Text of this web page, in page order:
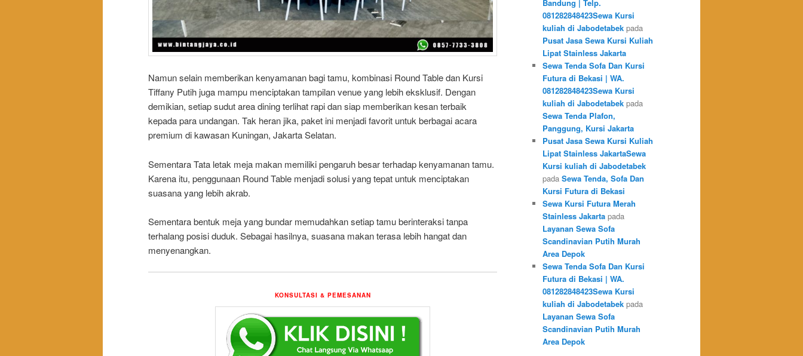
Namun selain memberikan kenyamanan bagi tamu, kombinasi Round Table dan Kursi
Tiffany Putih juga mampu menciptakan tampilan venue yang lebih eksklusif. Dengan
demikian, setiap sudut area dining terlihat rapi dan siap memberikan kesan terbaik
kepada para undangan. Tak heran jika, paket ini menjadi favorit untuk berbagai acara
premium di kawasan Kuningan, Jakarta Selatan.
Sementara Tata letak meja makan memiliki pengaruh besar terhadap kenyamanan tamu.
Karena itu, penggunaan Round Table menjadi solusi yang tepat untuk menciptakan
suasana yang lebih akrab.
Sementara bentuk meja yang bundar memudahkan setiap tamu berinteraksi tanpa
terhalang posisi duduk. Sebagai hasilnya, suasana makan terasa lebih hangat dan
menyenangkan.
KONSULTASI & PEMESANAN
Bandung | Telp.
081282848423Sewa Kursi
kuliah di Jabodetabek pada
Pusat Jasa Sewa Kursi Kuliah
Lipat Stainless Jakarta
Sewa Tenda Sofa Dan Kursi
Futura di Bekasi | WA.
081282848423Sewa Kursi
kuliah di Jabodetabek pada
Sewa Tenda Plafon,
Panggung, Kursi Jakarta
Pusat Jasa Sewa Kursi Kuliah
Lipat Stainless JakartaSewa
Kursi kuliah di Jabodetabek
pada Sewa Tenda, Sofa Dan
Kursi Futura di Bekasi
Sewa Kursi Futura Merah
Stainless Jakarta pada
Layanan Sewa Sofa
Scandinavian Putih Murah
Area Depok
Sewa Tenda Sofa Dan Kursi
Futura di Bekasi | WA.
081282848423Sewa Kursi
kuliah di Jabodetabek pada
Layanan Sewa Sofa
Scandinavian Putih Murah
Area Depok